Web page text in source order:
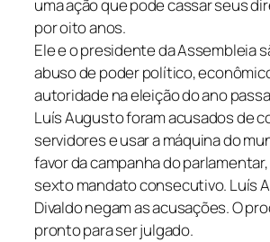
uma ação que pode cassar seus
por oito anos.
Ele e o presidente da Assembleia
abuso de poder político,
autoridade na eleição do ano
Luís Augusto foram acusados de
servidores e usar a máquina do
favor da campanha do
sexto mandato consecutivo. Luís
Divaldo negam as acusações. O
pronto para ser julgado.